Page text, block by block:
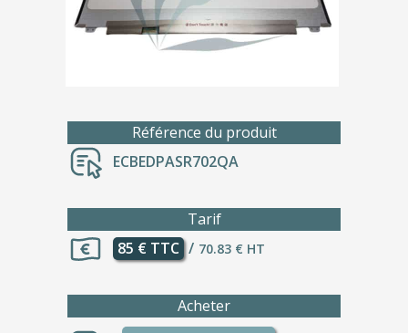
Référence du produit
ECBEDPASR702QA
Tarif
85 € TTC / 70.83 € HT
Acheter